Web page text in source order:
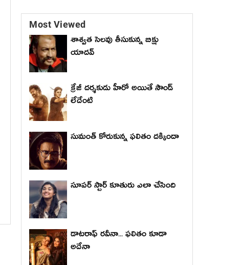
Most Viewed
శాశ్వత సెలవు తీసుకున్న బిక్షు
యాదవ్
క్రేజీ దర్శకుడు హీరో అయితే సౌండ్
లేదేంటి
సుమంత్ కోరుకున్న ఫలితం దక్కిందా
సూపర్ స్టార్ కూతురు ఎలా చేసింది
డాటరాఫ్ రవీనా... ఫలితం కూడా
అదేనా